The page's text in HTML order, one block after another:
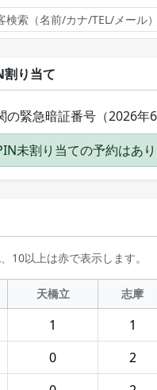
割り当て
の緊急暗証番号（2026年6
未割り当ての予約はあ
10以上は赤で表示します。
天橋立 志摩
1 1
0 2